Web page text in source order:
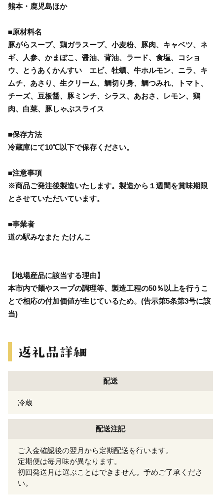
熊本・鹿児島ほか
■原材料名
豚がらスープ、鶏ガラスープ、小麦粉、豚肉、キャベツ、ネ
ギ、人参、かまぼこ、醤油、背油、ラード、食塩、コショ
ウ、とうあくかんすい エビ、牡蠣、牛ホルモン、ニラ、キ
ムチ、あさり、生クリーム、鯛切り身、鯛つみれ、トマト、
チーズ、豆板醤、豚ミンチ、シラス、あおさ、レモン、鶏
肉、白菜、豚しゃぶスライス
■保存方法
冷蔵庫にて10℃以下で保存ください。
■注意事項
※商品ご発注後製造いたします。製造から１週間を賞味期限
とさせていただいています。
■事業者
道の駅みなまた たけんこ
【地場産品に該当する理由】
本市内で麺やスープの調理等、製造工程の50％以上を行うこ
とで相応の付加価値が生じているため。(告示第5条第3号に該
当)
配送
冷蔵
配送注記
ご入金確認後の翌月から定期配送を行います。
定期便は毎月味が異なります。
初回発送月は選ぶことはできません。予めご了承くださ
い。